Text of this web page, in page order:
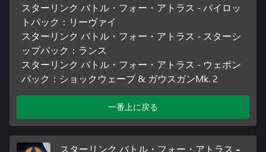
スターリンク バトル・フォー・アトラス - パイロッ
トパック：リーヴァイ
スターリンク バトル・フォー・アトラス - スターシ
ップパック：ランス
スターリンク バトル・フォー・アトラス - ウェポン
パック：ショックウェーブ & ガウスガンMk. 2
一番上に戻る
スターリンク バトル・フォー・アトラス -